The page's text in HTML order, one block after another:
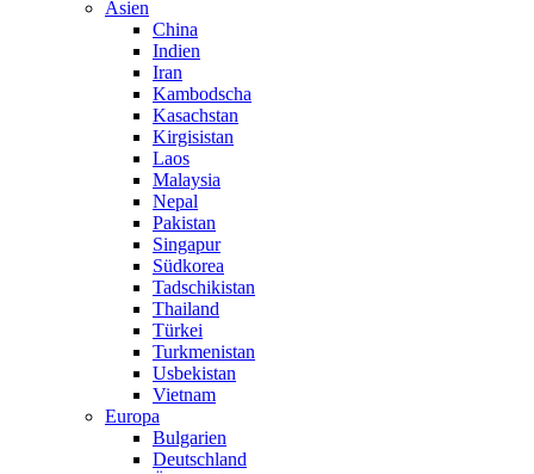
Asien
China
Indien
Iran
Kambodscha
Kasachstan
Kirgisistan
Laos
Malaysia
Nepal
Pakistan
Singapur
Südkorea
Tadschikistan
Thailand
Türkei
Turkmenistan
Usbekistan
Vietnam
Europa
Bulgarien
Deutschland